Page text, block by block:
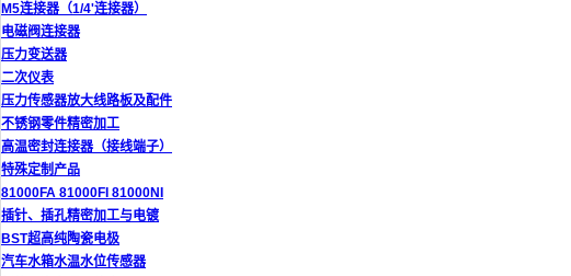
M5连接器（1/4'连接器）
电磁阀连接器
压力变送器
二次仪表
压力传感器放大线路板及配件
不锈钢零件精密加工
高温密封连接器（接线端子）
特殊定制产品
81000FA 81000FI 81000NI
插针、插孔精密加工与电镀
BST超高纯陶瓷电极
汽车水箱水温水位传感器